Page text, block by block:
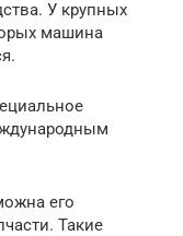
У крупных
машина
его
Такие